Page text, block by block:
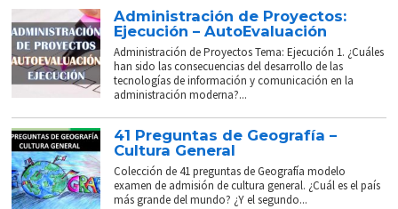
Administración de Proyectos:
Ejecución – AutoEvaluación
Administración de Proyectos Tema: Ejecución 1. ¿Cuáles
han sido las consecuencias del desarrollo de las
tecnologías de información y comunicación en la
administración moderna?...
41 Preguntas de Geografía –
Cultura General
Colección de 41 preguntas de Geografía modelo
examen de admisión de cultura general. ¿Cuál es el país
más grande del mundo? ¿Y el segundo...